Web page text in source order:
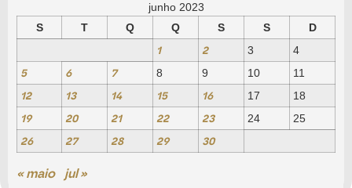
junho 2023
S
T Q Q S S D
1 2 3 4
5 6 7 8 9 10 11
12 13 14 15 16 17 18
19 20 21 22 23 24 25
26 27 28 29 30
« maio jul »